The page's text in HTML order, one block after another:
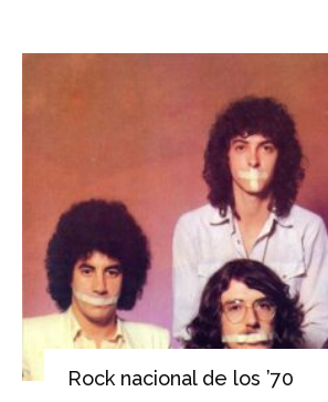
Rock nacional de los ’70